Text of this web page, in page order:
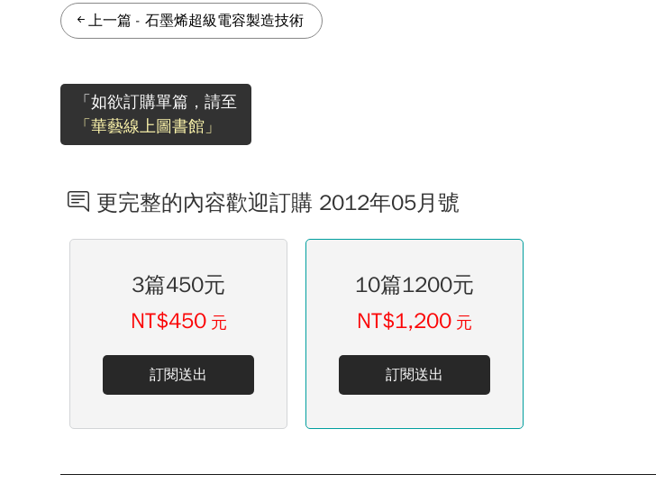
上一篇 -石墨烯超級電容製造技術
「如欲訂購單篇，請至
「華藝線上圖書館」
更完整的內容歡迎訂購 2012年05月號
3篇450元
NT$450 元
訂閱送出
10篇1200元
NT$1,200 元
訂閱送出